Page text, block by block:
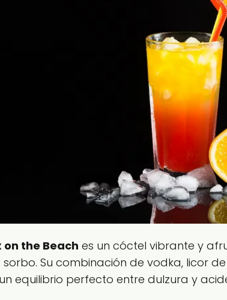
on the Beach es un cóctel vibrante y
Su combinación de vodka, licor
equilibrio perfecto entre dulzura y